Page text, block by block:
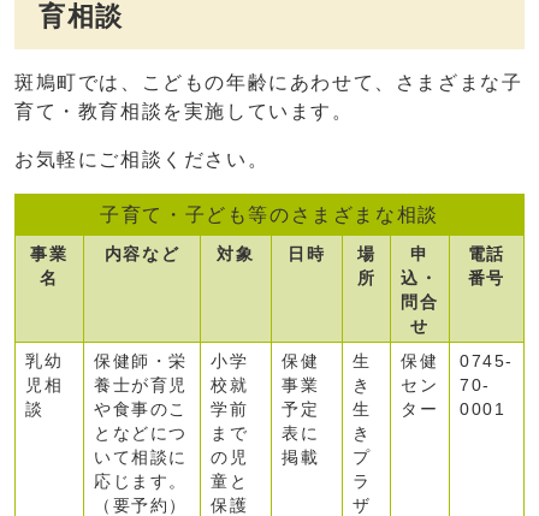
育相談
斑鳩町では、こどもの年齢にあわせて、さまざまな子
育て・教育相談を実施しています。
お気軽にご相談ください。
子育て・子ども等のさまざまな相談
事業
名
内容など 対象 日時
場
所
申
込・
問合
せ
電話
番号
乳幼
児相
談
保健師・栄
養士が育児
や食事のこ
となどにつ
いて相談に
応じます。
（要予約）
小学
校就
学前
まで
の児
童と
保護
保健
事業
予定
表に
掲載
生
き
生
き
プ
ラ
ザ
保健
セン
ター
0745-
70-
0001